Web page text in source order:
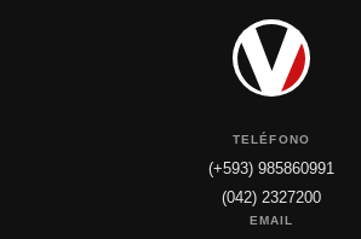
TELÉFONO
(+593) 985860991
(042) 2327200
EMAIL